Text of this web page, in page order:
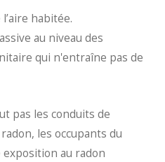
habitée.
au niveau des
qui n'entraîne pas de
pas les conduits de
les occupants du
au radon